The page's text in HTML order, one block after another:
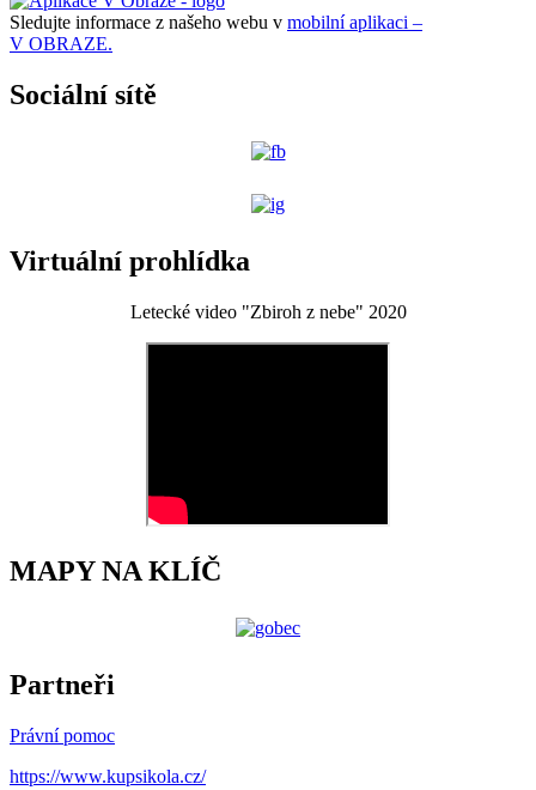
Sledujte informace z našeho webu v mobilní aplikaci –
V OBRAZE.
Sociální sítě
Virtuální prohlídka
Letecké video "Zbiroh z nebe" 2020
MAPY NA KLÍČ
Partneři
Právní pomoc
https://www.kupsikola.cz/